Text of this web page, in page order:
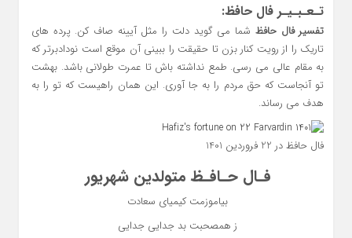
تـعـبـیـر فال حافظ:
تفسیر فال حافظ شما می گوید دلت را مثل آیینه صاف کن. پرده های
تاریک را از رویت کنار بزن تا حقیقت را ببینی آن موقع است نودادبرتر که
به مقام عالی می رسی. طمع نداشته باش تا عمرت طولانی باشد. بهشت
تو آنجاست که حق مردم را به جا آوری. این همان راهیست که تو را به
هدف می رساند.
فال حافظ در 22 فروردین 1401
فـال حـافـظ متولدین شهریور
بیاموزمت کیمیای سعادت
ز همصحبت بد جدایی جدایی